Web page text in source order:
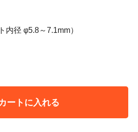
内径 φ5.8～7.1mm）
ートに入れる